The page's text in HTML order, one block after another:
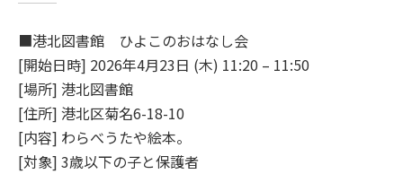
■港北図書館 ひよこのおはなし会
[開始日時] 2026年4月23日 (木) 11:20 – 11:50
[場所] 港北図書館
[住所] 港北区菊名6-18-10
[内容] わらべうたや絵本。
[対象] 3歳以下の子と保護者